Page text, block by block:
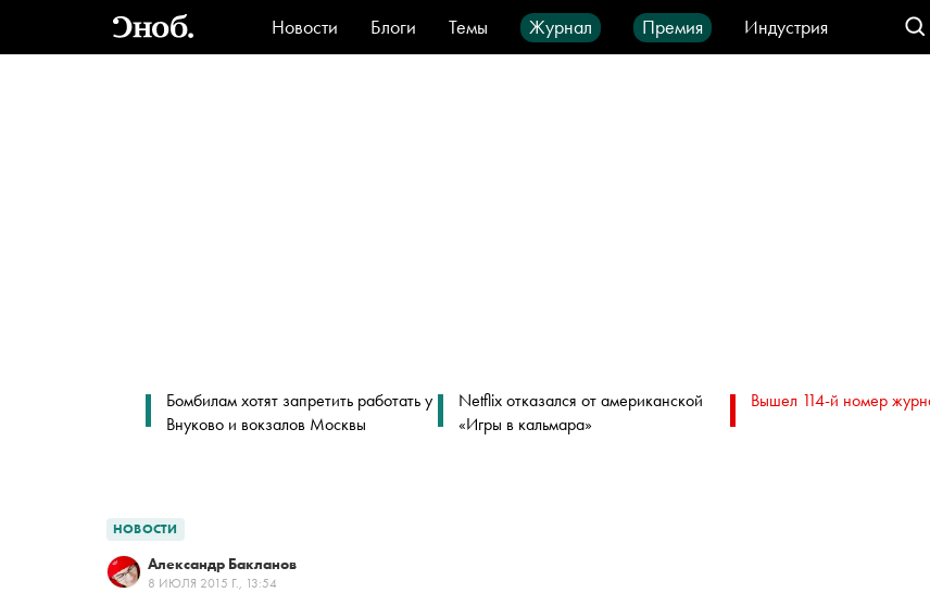
Новости Блоги Темы Журнал Премия
Индустрия
Стиль
Видео Город IT-продукты
Бомбилам хотят запретить работать у
Внуково и вокзалов Москвы
Netflix отказался от американской
«Игры в кальмара»
Вышел 114-й номер
НОВОСТИ
Александр Бакланов
8 ИЮЛЯ 2015 Г., 13:54